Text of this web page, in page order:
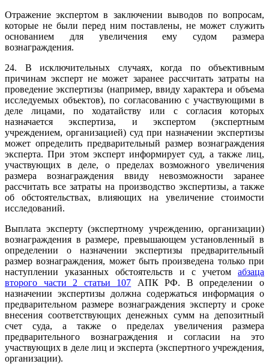
Отражение экспертом в заключении выводов по вопросам,
которые не были перед ним поставлены, не может служить
основанием для увеличения ему судом размера
вознаграждения.
24. В исключительных случаях, когда по объективным
причинам эксперт не может заранее рассчитать затраты на
проведение экспертизы (например, ввиду характера и объема
исследуемых объектов), по согласованию с участвующими в
деле лицами, по ходатайству или с согласия которых
назначается экспертиза, и экспертом (экспертным
учреждением, организацией) суд при назначении экспертизы
может определить предварительный размер вознаграждения
эксперта. При этом эксперт информирует суд, а также лиц,
участвующих в деле, о пределах возможного увеличения
размера вознаграждения ввиду невозможности заранее
рассчитать все затраты на производство экспертизы, а также
об обстоятельствах, влияющих на увеличение стоимости
исследований.
Выплата эксперту (экспертному учреждению, организации)
вознаграждения в размере, превышающем установленный в
определении о назначении экспертизы предварительный
размер вознаграждения, может быть произведена только при
наступлении указанных обстоятельств и с учетом абзаца
второго части 2 статьи 107 АПК РФ. В определении о
назначении экспертизы должна содержаться информация о
предварительном размере вознаграждения эксперту и сроке
внесения соответствующих денежных сумм на депозитный
счет суда, а также о пределах увеличения размера
предварительного вознаграждения и согласии на это
участвующих в деле лиц и эксперта (экспертного учреждения,
организации).